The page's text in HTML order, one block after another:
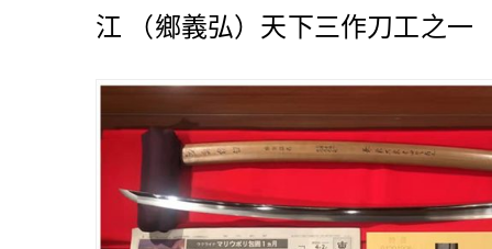
江 （鄉義弘）天下三作刀工之一